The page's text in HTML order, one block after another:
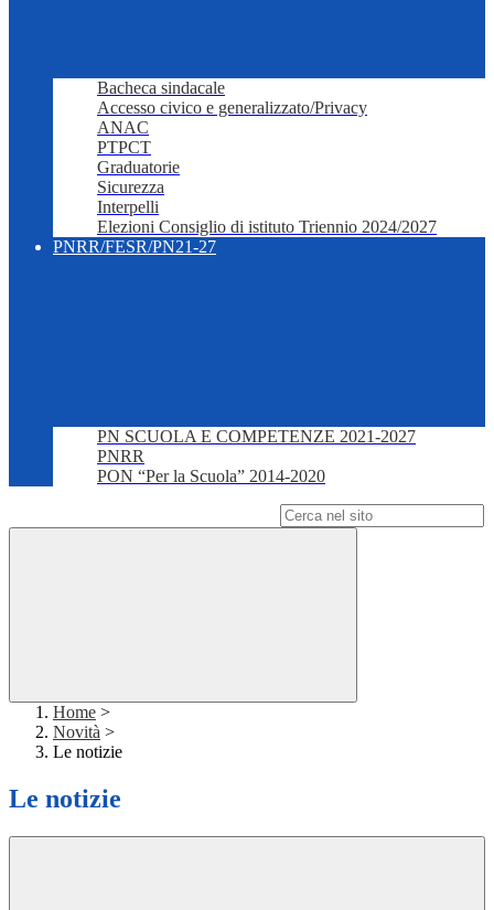
Bacheca sindacale
Accesso civico e generalizzato/Privacy
ANAC
PTPCT
Graduatorie
Sicurezza
Interpelli
Elezioni Consiglio di istituto Triennio 2024/2027
PNRR/FESR/PN21-27
PN SCUOLA E COMPETENZE 2021-2027
PNRR
PON “Per la Scuola” 2014-2020
Home >
Novità >
Le notizie
Le notizie